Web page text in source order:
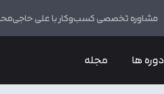
مشاوره تخصصی کسب‌وکار با علی
دوره ها مجله